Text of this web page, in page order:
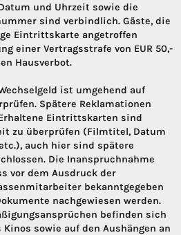
und Uhrzeit sowie die
sind verbindlich. Gäste, die
Eintrittskarte angetroffen
einer Vertragsstrafe von EUR 50,-
Hausverbot.
ist umgehend auf
Spätere Reklamationen
Eintrittskarten sind
zu überprüfen (Filmtitel, Datum
auch hier sind spätere
Die Inanspruchnahme
vor dem Ausdruck der
bekanntgegeben
nachgewiesen werden.
befinden sich
sowie auf den Aushängen an